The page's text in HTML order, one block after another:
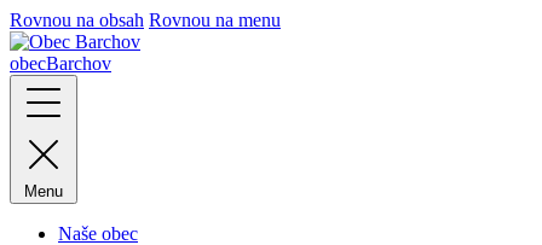
Rovnou na obsah Rovnou na menu
obecBarchov
Menu
Naše obec